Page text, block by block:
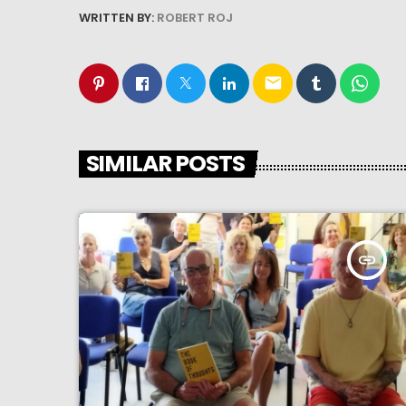
WRITTEN BY: ROBERT ROJ
email
SIMILAR POSTS
insert_link